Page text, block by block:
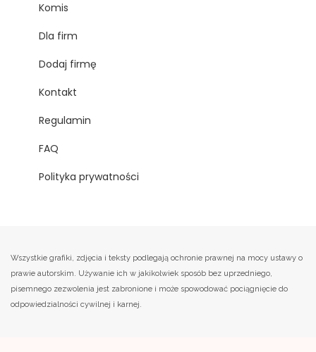
Komis
Dla firm
Dodaj firmę
Kontakt
Regulamin
FAQ
Polityka prywatności
Wszystkie grafiki, zdjęcia i teksty podlegają ochronie prawnej na mocy ustawy o
prawie autorskim. Używanie ich w jakikolwiek sposób bez uprzedniego,
pisemnego zezwolenia jest zabronione i może spowodować pociągnięcie do
odpowiedzialności cywilnej i karnej.